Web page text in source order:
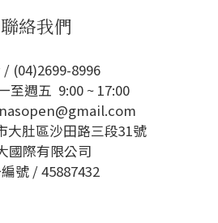
聯絡我們
/ (04)2699-8996
至週五 9:00 ~ 17:00
大肚區沙田路三段31號
國際有限公司
號 / 45887432